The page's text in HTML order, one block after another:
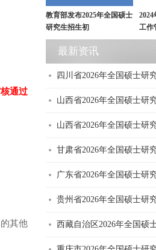
通过
其他
教育部发布2025年全国硕士
研究生招生初
工作
最新资讯
四川省2026年全国硕士研
山西省2026年全国硕士研
山西省2026年全国硕士研
甘肃省2026年全国硕士研
广东省2026年全国硕士研
贵州省2026年全国硕士研
西藏自治区2026年全国硕